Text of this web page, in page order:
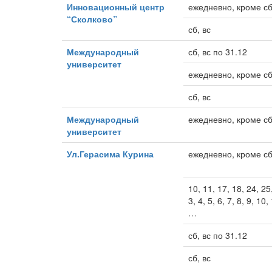
Инновационный центр
“Сколково”
ежедневно, кроме
сб, вс
Международный
университет
сб, вс по 31.12
ежедневно, кроме
сб, вс
Международный
университет
ежедневно, кроме
Ул.Герасима Курина ежедневно, кроме
10, 11, 17, 18, 24,
3, 4, 5, 6, 7, 8, 9, 10,
…
сб, вс по 31.12
сб, вс